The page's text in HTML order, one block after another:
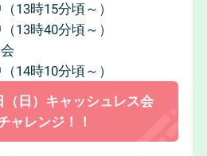
時15分頃～）
時40分頃～）
時10分頃～）
（日）キャッシュレス会
ャレンジ！！